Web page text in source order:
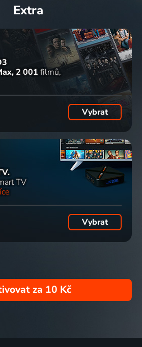
Extra
2 001 filmů
Vybrat
TV
Vybrat
za 10 Kč